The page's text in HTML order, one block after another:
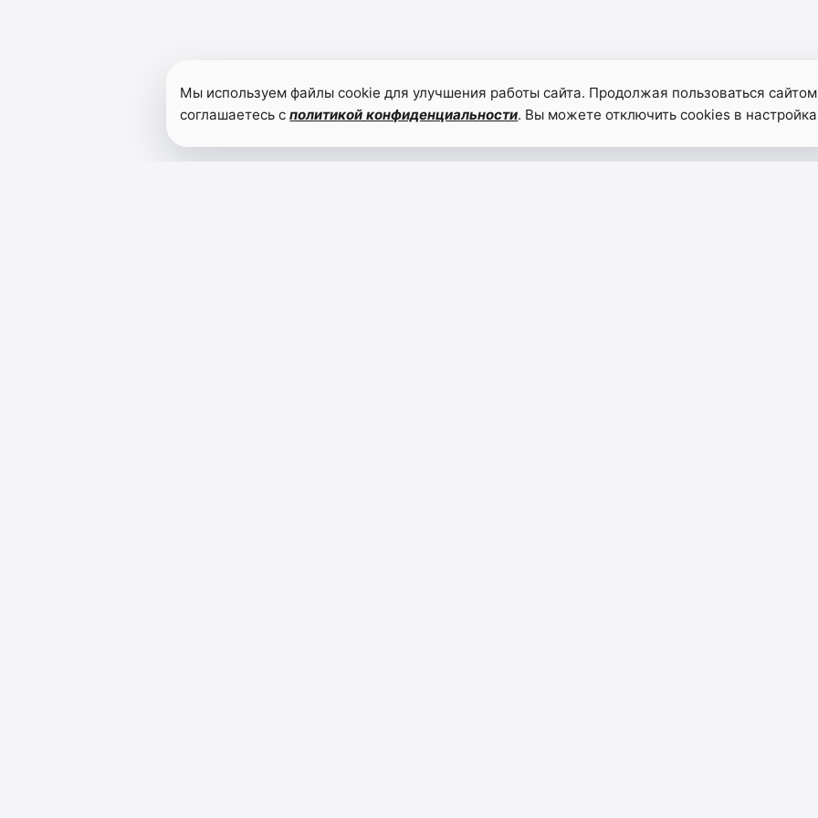
Мы используем файлы cookie для улучшения работы сайта. Продолжая пользоваться
соглашаетесь сполитикой конфиденциальности. Вы можете отключить cookies в